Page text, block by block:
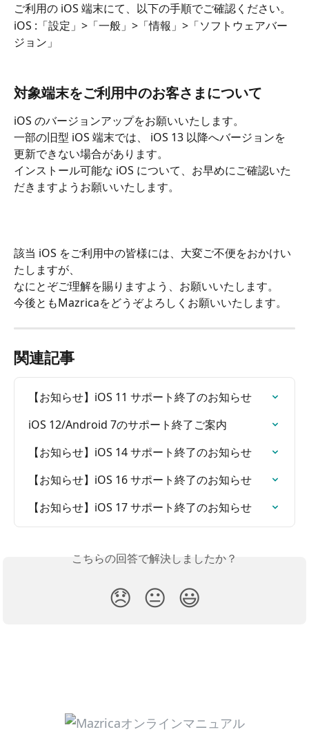
ご利用の iOS 端末にて、以下の手順でご確認ください。
iOS :「設定」>「一般」>「情報」>「ソフトウェアバー
ジョン」
対象端末をご利用中のお客さまについて
iOS のバージョンアップをお願いいたします。
一部の旧型 iOS 端末では、 iOS 13 以降へバージョンを
更新できない場合があります。
インストール可能な iOS について、お早めにご確認いた
だきますようお願いいたします。
該当 iOS をご利用中の皆様には、大変ご不便をおかけい
たしますが、
なにとぞご理解を賜りますよう、お願いいたします。
今後ともMazricaをどうぞよろしくお願いいたします。
関連記事
【お知らせ】iOS 11 サポート終了のお知らせ
iOS 12/Android 7のサポート終了ご案内
【お知らせ】iOS 14 サポート終了のお知らせ
【お知らせ】iOS 16 サポート終了のお知らせ
【お知らせ】iOS 17 サポート終了のお知らせ
こちらの回答で解決しましたか？
😞 😐 😃